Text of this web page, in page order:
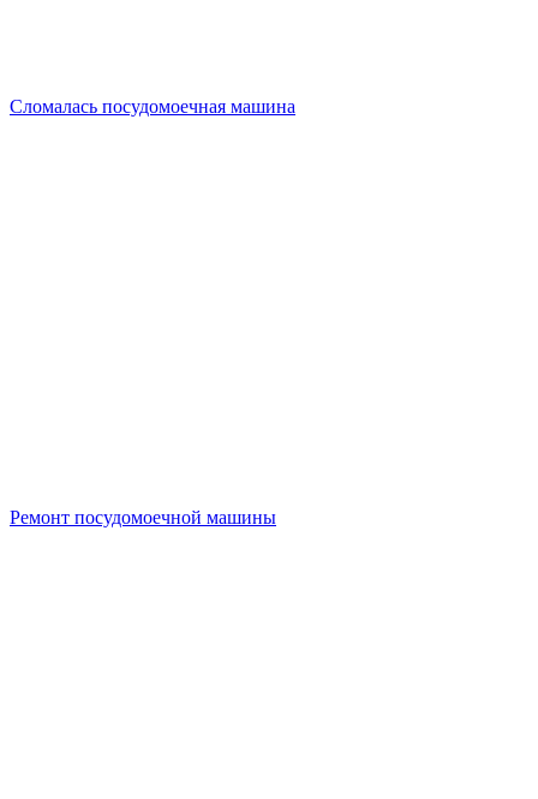
Сломалась посудомоечная машина
Ремонт посудомоечной машины